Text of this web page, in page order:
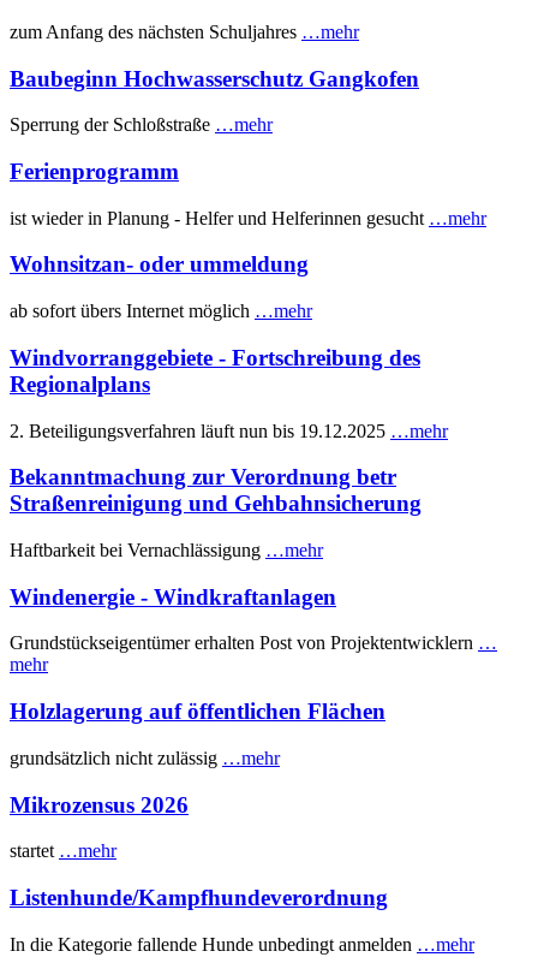
zum Anfang des nächsten Schuljahres …mehr
Baubeginn Hochwasserschutz Gangkofen
Sperrung der Schloßstraße …mehr
Ferienprogramm
ist wieder in Planung - Helfer und Helferinnen gesucht …mehr
Wohnsitzan- oder ummeldung
ab sofort übers Internet möglich …mehr
Windvorranggebiete - Fortschreibung des
Regionalplans
2. Beteiligungsverfahren läuft nun bis 19.12.2025 …mehr
Bekanntmachung zur Verordnung betr
Straßenreinigung und Gehbahnsicherung
Haftbarkeit bei Vernachlässigung …mehr
Windenergie - Windkraftanlagen
Grundstückseigentümer erhalten Post von Projektentwicklern …
mehr
Holzlagerung auf öffentlichen Flächen
grundsätzlich nicht zulässig …mehr
Mikrozensus 2026
startet …mehr
Listenhunde/Kampfhundeverordnung
In die Kategorie fallende Hunde unbedingt anmelden …mehr